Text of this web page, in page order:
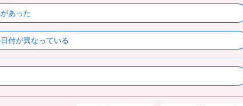
あった
付が異なっている